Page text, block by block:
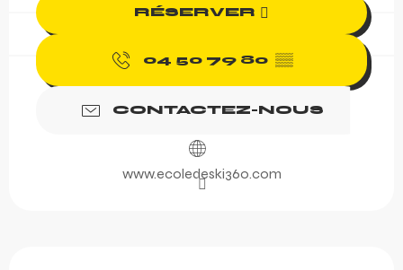
RÉSERVER
04 50 79 80 ▒▒
CONTACTEZ-NOUS
www.ecoledeski360.com